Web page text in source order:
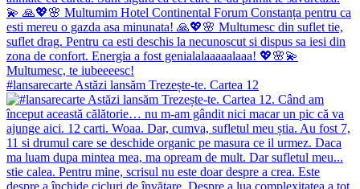
#lansarecarte Astăzi lansăm Trezește-te. Cartea 12